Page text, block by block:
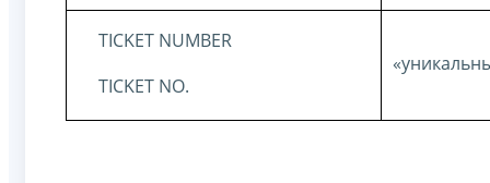
TICKET NUMBER
TICKET NO.